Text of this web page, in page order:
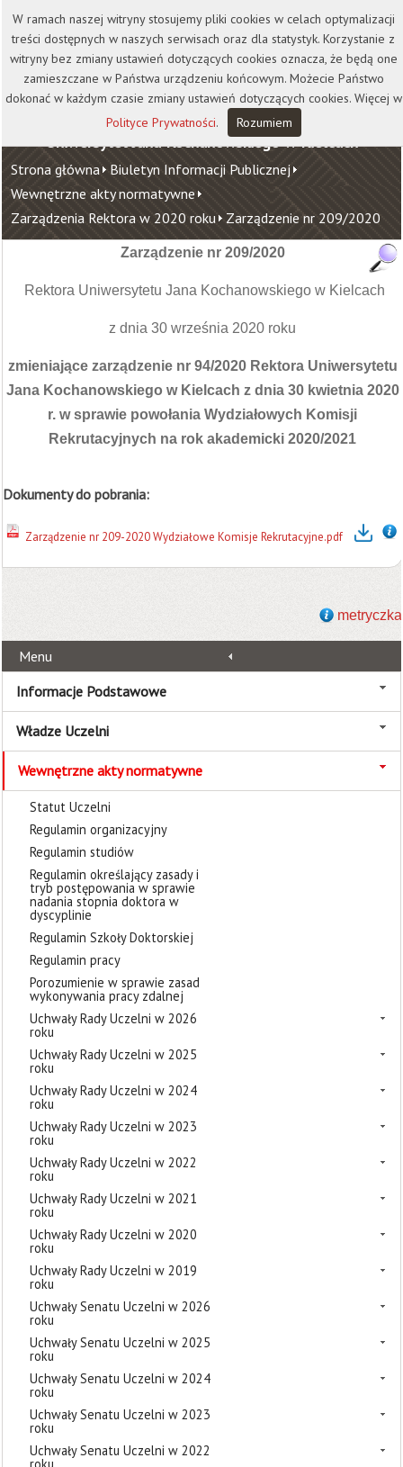
Kontakt Biblioteka
Wydawnictwo
Wirtualna Uczelnia
Uniwersytet Jana Kochanowskiego w Kielcach
Strona główna Biuletyn Informacji Publicznej
Wewnętrzne akty normatywne
Zarządzenia Rektora w 2020 roku Zarządzenie nr 209/2020
Zarządzenie nr 209/2020
Rektora Uniwersytetu Jana Kochanowskiego w Kielcach
z dnia 30 września 2020 roku
zmieniające zarządzenie nr 94/2020 Rektora Uniwersytetu
Jana Kochanowskiego w Kielcach z dnia 30 kwietnia 2020
r. w sprawie powołania Wydziałowych Komisji
Rekrutacyjnych na rok akademicki 2020/2021
Dokumenty do pobrania:
Zarządzenie nr 209-2020 Wydziałowe Komisje Rekrutacyjne.pdf
metryczka
Menu
Informacje Podstawowe
Władze Uczelni
Wewnętrzne akty normatywne
Statut Uczelni
Regulamin organizacyjny
Regulamin studiów
Regulamin określający zasady i
tryb postępowania w sprawie
nadania stopnia doktora w
dyscyplinie
Regulamin Szkoły Doktorskiej
Regulamin pracy
Porozumienie w sprawie zasad
wykonywania pracy zdalnej
Uchwały Rady Uczelni w 2026
roku
Uchwały Rady Uczelni w 2025
roku
Uchwały Rady Uczelni w 2024
roku
Uchwały Rady Uczelni w 2023
roku
Uchwały Rady Uczelni w 2022
roku
Uchwały Rady Uczelni w 2021
roku
Uchwały Rady Uczelni w 2020
roku
Uchwały Rady Uczelni w 2019
roku
Uchwały Senatu Uczelni w 2026
roku
Uchwały Senatu Uczelni w 2025
roku
Uchwały Senatu Uczelni w 2024
roku
Uchwały Senatu Uczelni w 2023
roku
Uchwały Senatu Uczelni w 2022
W ramach naszej witryny stosujemy pliki cookies w celach optymalizacji
treści dostępnych w naszych serwisach oraz dla statystyk. Korzystanie z
witryny bez zmiany ustawień dotyczących cookies oznacza, że będą one
zamieszczane w Państwa urządzeniu końcowym. Możecie Państwo
dokonać w każdym czasie zmiany ustawień dotyczących cookies. Więcej w
Polityce Prywatności. Rozumiem